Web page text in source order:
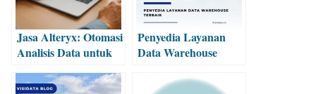
Jasa Alteryx: Otomasi
Analisis Data untuk
Cepat
Penyedia Layanan
Data Warehouse